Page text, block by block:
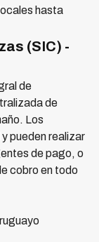
hasta
(SIC) -
de
de
Los
pueden realizar
de pago, o
cobro en todo